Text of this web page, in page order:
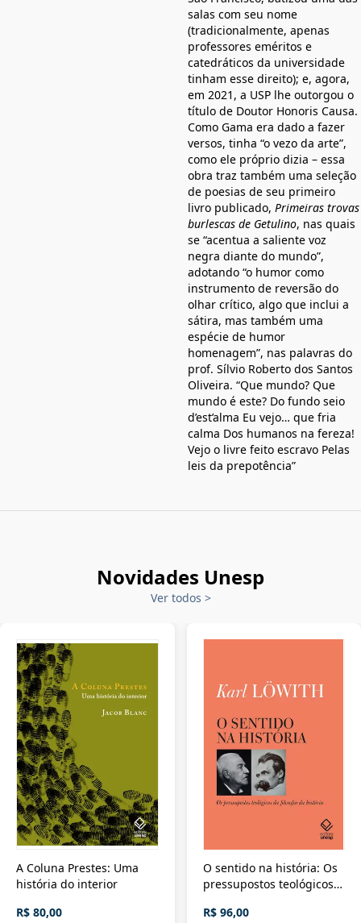
salas com seu nome
(tradicionalmente, apenas
professores eméritos e
catedráticos da universidade
tinham esse direito); e, agora,
em 2021, a USP lhe outorgou o
título de Doutor Honoris Causa.
Como Gama era dado a fazer
versos, tinha “o vezo da arte”,
como ele próprio dizia – essa
obra traz também uma seleção
de poesias de seu primeiro
livro publicado, Primeiras trovas
burlescas de Getulino, nas quais
se “acentua a saliente voz
negra diante do mundo”,
adotando “o humor como
instrumento de reversão do
olhar crítico, algo que inclui a
sátira, mas também uma
espécie de humor
homenagem”, nas palavras do
prof. Sílvio Roberto dos Santos
Oliveira. “Que mundo? Que
mundo é este? Do fundo seio
d’est’alma Eu vejo… que fria
calma Dos humanos na fereza!
Vejo o livre feito escravo Pelas
leis da prepotência”
Novidades Unesp
Ver todos >
A Coluna Prestes: Uma
história do interior
R$ 80,00
O sentido na história: Os
pressupostos teológicos
R$ 96,00